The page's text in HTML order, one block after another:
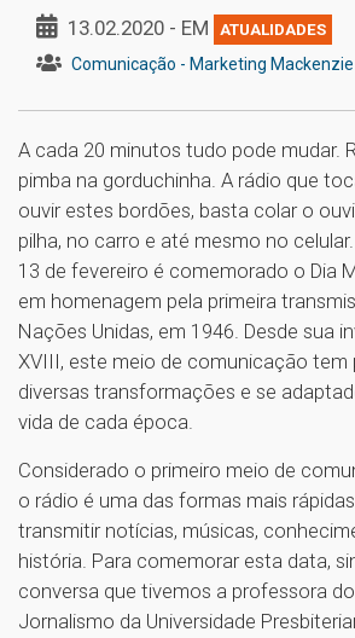
13.02.2020 - EM ATUALIDADES
Comunicação - Marketing Mackenzie
A cada 20 minutos tudo pode mudar.
pimba na gorduchinha. A rádio que
ouvir estes bordões, basta colar o
pilha, no carro e até mesmo no
13 de fevereiro é comemorado o Dia
em homenagem pela primeira
Nações Unidas, em 1946. Desde sua
XVIII, este meio de comunicação tem
diversas transformações e se
vida de cada época.
Considerado o primeiro meio de
o rádio é uma das formas mais
transmitir notícias, músicas,
história. Para comemorar esta data,
conversa que tivemos a professora
Jornalismo da Universidade